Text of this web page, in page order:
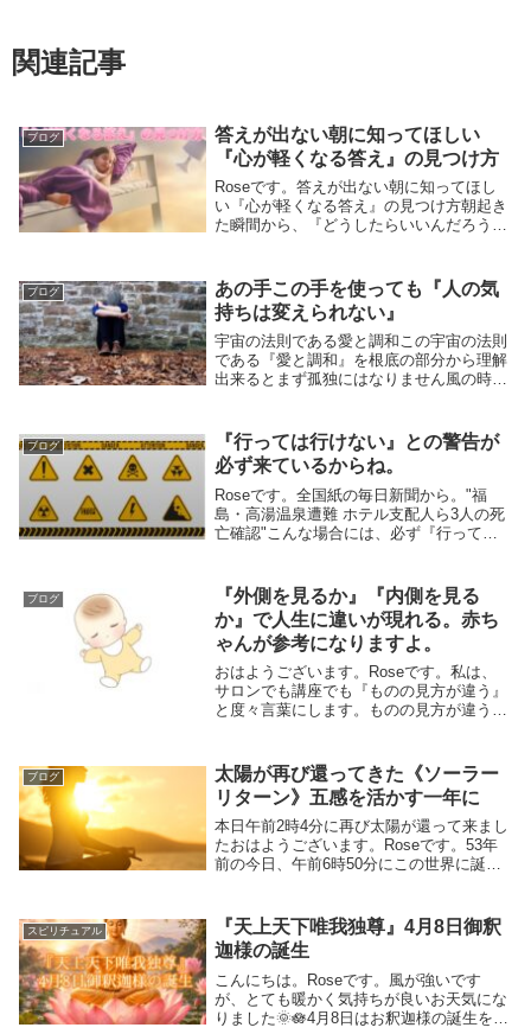
関連記事
ブログ
答えが出ない朝に知ってほしい
『心が軽くなる答え』の見つけ方
Roseです。答えが出ない朝に知ってほし
い『心が軽くなる答え』の見つけ方朝起き
た瞬間から、『どうしたらいいんだろう』
えても、占っても、調べても、なぜか答え
にたどり着...
ブログ
あの手この手を使っても『人の気
持ちは変えられない』
宇宙の法則である愛と調和この宇宙の法則
である『愛と調和』を根底の部分から理解
出来るとまず孤独にはなりません風の時
ングレスしていよいよ本格的な風の時代に
突入します風...
ブログ
『行っては行けない』との警告が
必ず来ているからね。
Roseです。全国紙の毎日新聞から。"福
島・高湯温泉遭難 ホテル支配人ら3人の死
亡確認"こんな場合には、必ず『行っては
聞こえなくなります。常日頃、神仏様を敬
い、御守...
ブログ
『外側を見るか』『内側を見る
か』で人生に違いが現れる。赤ち
ゃんが参考になりますよ。
おはようございます。Roseです。私は、
サロンでも講座でも『ものの見方が違う』
と度々言葉にします。ものの見方が違う時
そして、こんな時にはもれなく『人の目が
気になる』...
ブログ
太陽が再び還ってきた《ソーラー
リターン》五感を活かす一年に
本日午前2時4分に再び太陽が還って来まし
たおはようございます。Roseです。53年
前の今日、午前6時50分にこの世界に誕生
た。《ソーラーリターン》ソーラーリター
ン《...
スピリチュアル
『天上天下唯我独尊』4月8日御釈
迦様の誕生
こんにちは。Roseです。風が強いです
が、とても暖かく気持ちが良いお天気にな
りました🌞🪷4月8日はお釈迦様の誕生をお